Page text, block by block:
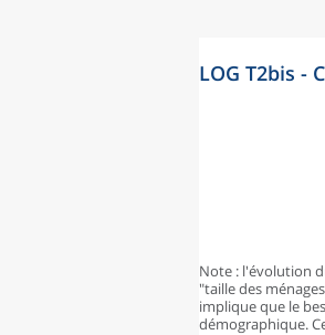
LOG T2bis -
Note : l'évolution
"taille des
implique que le
démographique.